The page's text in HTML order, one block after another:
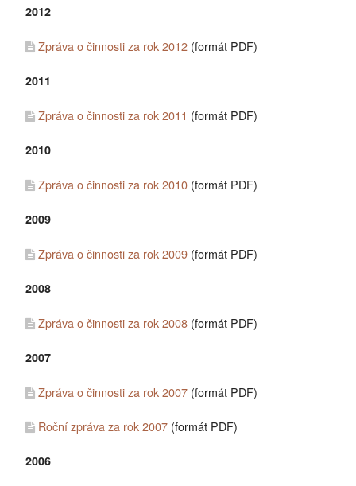
2012
Zpráva o činnosti za rok 2012 (formát PDF)
2011
Zpráva o činnosti za rok 2011 (formát PDF)
2010
Zpráva o činnosti za rok 2010 (formát PDF)
2009
Zpráva o činnosti za rok 2009 (formát PDF)
2008
Zpráva o činnosti za rok 2008 (formát PDF)
2007
Zpráva o činnosti za rok 2007 (formát PDF)
Roční zpráva za rok 2007 (formát PDF)
2006